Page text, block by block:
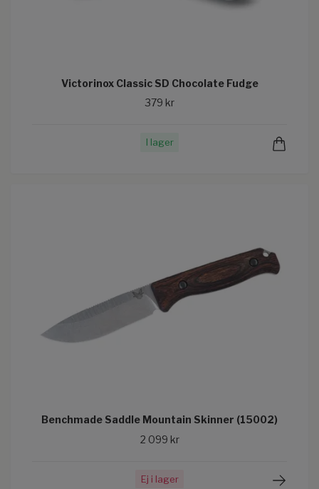
Victorinox Classic SD Chocolate Fudge
379 kr
I lager
Benchmade Saddle Mountain Skinner (15002)
2 099 kr
Ej i lager